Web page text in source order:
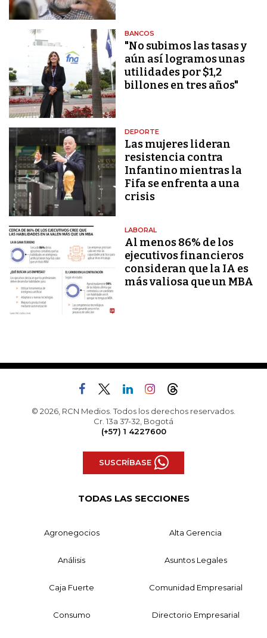
BANCOS
"No subimos las tasas y
aún así logramos unas
utilidades por $1,2
billones en tres años"
DEPORTE
Las mujeres lideran
resistencia contra
Infantino mientras la
Fifa se enfrenta a una
crisis
LABORAL
Al menos 86% de los
ejecutivos financieros
consideran que la IA es
más valiosa que un MBA
© 2026, RCN Medios. Todos los derechos reservados.
Cr. 13a 37-32, Bogotá
(+57) 1 4227600
SUSCRÍBASE
TODAS LAS SECCIONES
Agronegocios Alta Gerencia
Análisis Asuntos Legales
Caja Fuerte Comunidad Empresarial
Consumo Directorio Empresarial